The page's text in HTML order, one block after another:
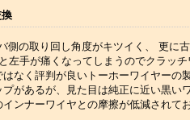
側の取り回し角度がキツイく、 更に
左手が痛くなってしまうのでクラッチ
なく評判が良いトーホーワイヤーの
があるが、見た目は純正に近い黒
ンナーワイヤとの摩擦が低減されて